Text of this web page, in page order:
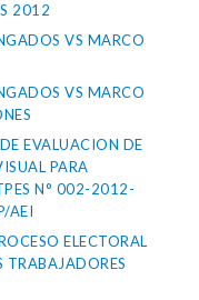
2012
VS MARCO
VS MARCO
EVALUACION DE
PARA
N° 002-2012-
AEI
ELECTORAL
TRABAJADORES